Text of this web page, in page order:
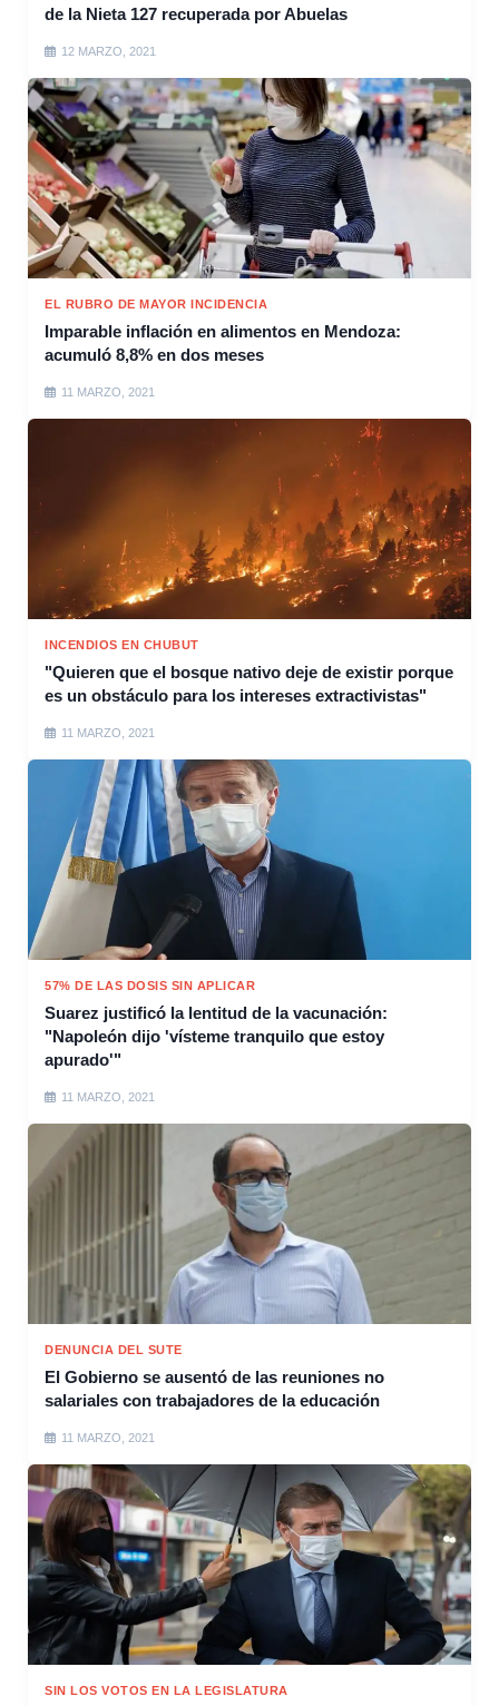
de la Nieta 127 recuperada por Abuelas
12 MARZO, 2021
EL RUBRO DE MAYOR INCIDENCIA
Imparable inflación en alimentos en Mendoza:
acumuló 8,8% en dos meses
11 MARZO, 2021
INCENDIOS EN CHUBUT
"Quieren que el bosque nativo deje de existir porque
es un obstáculo para los intereses extractivistas"
11 MARZO, 2021
57% DE LAS DOSIS SIN APLICAR
Suarez justificó la lentitud de la vacunación:
"Napoleón dijo 'vísteme tranquilo que estoy
apurado'"
11 MARZO, 2021
DENUNCIA DEL SUTE
El Gobierno se ausentó de las reuniones no
salariales con trabajadores de la educación
11 MARZO, 2021
SIN LOS VOTOS EN LA LEGISLATURA